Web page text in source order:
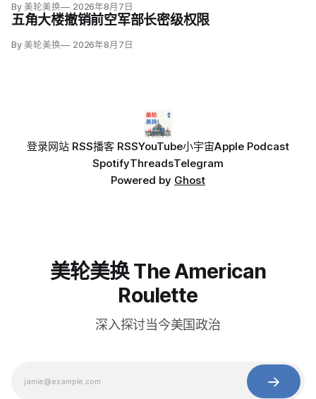
By 美轮美换 2026年8月7日
五角大楼撤销前空军部长密级权限
By 美轮美换 2026年8月7日
登录网站 RSS播客 RSSYouTube小宇宙Apple Podcast
SpotifyThreadsTelegram
Powered by Ghost
美轮美换 The American
Roulette
深入探讨当今美国政治